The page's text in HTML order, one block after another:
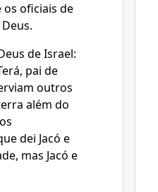
os oficiais de
de Israel:
pai de
outros
além do
dei Jacó e
mas Jacó e